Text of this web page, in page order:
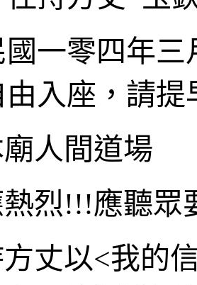
一零四年三
入座，請提
人間道場
烈!!!應聽眾
丈以<我的